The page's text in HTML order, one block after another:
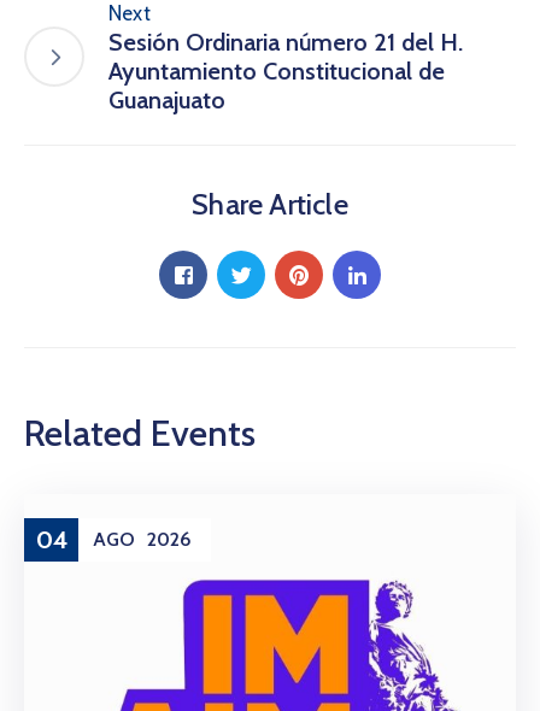
Next
Sesión Ordinaria número 21 del H.
Ayuntamiento Constitucional de
Guanajuato
Share Article
Related Events
04 AGO 2026